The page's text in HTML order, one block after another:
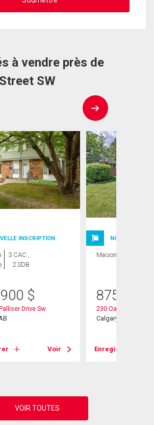
à vendre près de
SW
INSCRIPTION
3 CAC ,
2 SDB
$
Drive Sw
Voir
NOUVELLE
Maison
875 000
230 Oakwood
Calgary, AB
Enregistrer